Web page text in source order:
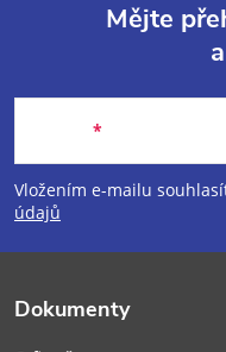
p
a
Mějte
Vložením e-mailu
údajů
Dokumenty